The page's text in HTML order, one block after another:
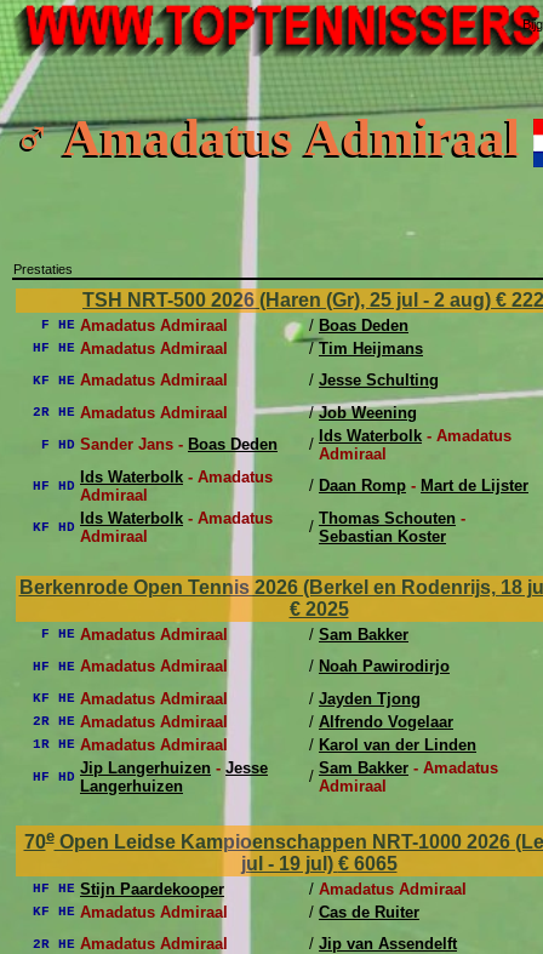
♂ Amadatus Admiraal
Prestaties
TSH NRT-500 2026 (Haren (Gr), 25 jul - 2 aug) €
F HE Amadatus Admiraal / Boas Deden
HF HE Amadatus Admiraal / Tim Heijmans
KF HE Amadatus Admiraal / Jesse Schulting
2R HE Amadatus Admiraal / Job Weening
F HD Sander Jans - Boas Deden / Ids Waterbolk - Amadatus
Admiraal
HF HD Ids Waterbolk - Amadatus
Admiraal
/ Daan Romp - Mart de Lijster
KF HD Ids Waterbolk - Amadatus
Admiraal
/ Thomas Schouten -
Sebastian Koster
Berkenrode Open Tennis 2026 (Berkel en Rodenrijs, 18
€ 2025
F HE Amadatus Admiraal / Sam Bakker
HF HE Amadatus Admiraal / Noah Pawirodirjo
KF HE Amadatus Admiraal / Jayden Tjong
2R HE Amadatus Admiraal / Alfrendo Vogelaar
1R HE Amadatus Admiraal / Karol van der Linden
HF HD Jip Langerhuizen - Jesse
Langerhuizen
/ Sam Bakker - Amadatus
Admiraal
70eOpen Leidse Kampioenschappen NRT-1000 2026
jul - 19 jul) € 6065
HF HE Stijn Paardekooper / Amadatus Admiraal
KF HE Amadatus Admiraal / Cas de Ruiter
2R HE Amadatus Admiraal / Jip van Assendelft